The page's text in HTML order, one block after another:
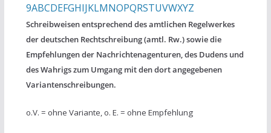
9ABCDEFGHIJKLMNOPQRSTUVWXYZ
Schreibweisen entsprechend des amtlichen Regelwerkes
der deutschen Rechtschreibung (amtl. Rw.) sowie die
Empfehlungen der Nachrichtenagenturen, des Dudens und
des Wahrigs zum Umgang mit den dort angegebenen
Variantenschreibungen.
o.V. = ohne Variante, o. E. = ohne Empfehlung